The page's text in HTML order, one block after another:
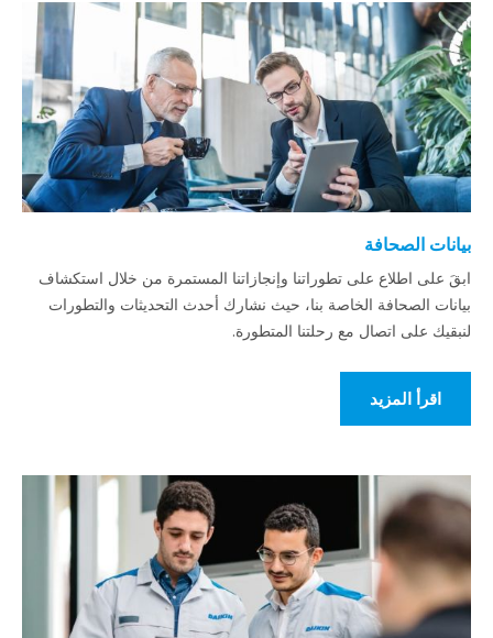
بيانات الصحافة
ابقَ على اطلاع على تطوراتنا وإنجازاتنا المستمرة من خلال استكشاف
بيانات الصحافة الخاصة بنا، حيث نشارك أحدث التحديثات والتطورات
لنبقيك على اتصال مع رحلتنا المتطورة.
اقرأ المزيد